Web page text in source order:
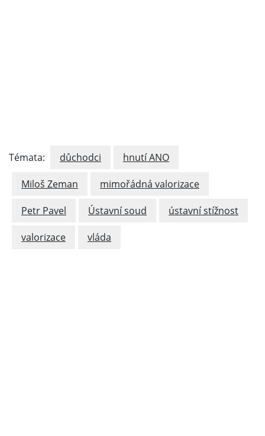
Témata: důchodci hnutí ANO
Miloš Zeman mimořádná valorizace
Petr Pavel Ústavní soud ústavní stížnost
valorizace vláda